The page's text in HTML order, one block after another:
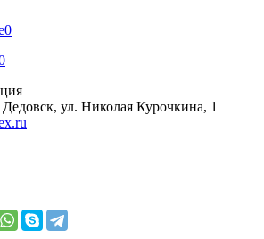
0
ул. Николая Курочкина, 1